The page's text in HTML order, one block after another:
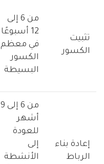
تثبيت
الكسور
من 6 إلى
12 أسبوعًا
في معظم
الكسور
البسيطة
إعادة بناء
الرباط
من 6 إلى 9
أشهر
للعودة
إلى
الأنشطة